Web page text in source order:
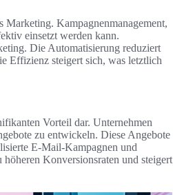
Marketing. Kampagnenmanagement,
einsetzt werden kann.
Die Automatisierung reduziert
Effizienz steigert sich, was letztlich
Vorteil dar. Unternehmen
zu entwickeln. Diese Angebote
E-Mail-Kampagnen und
Konversionsraten und steigert